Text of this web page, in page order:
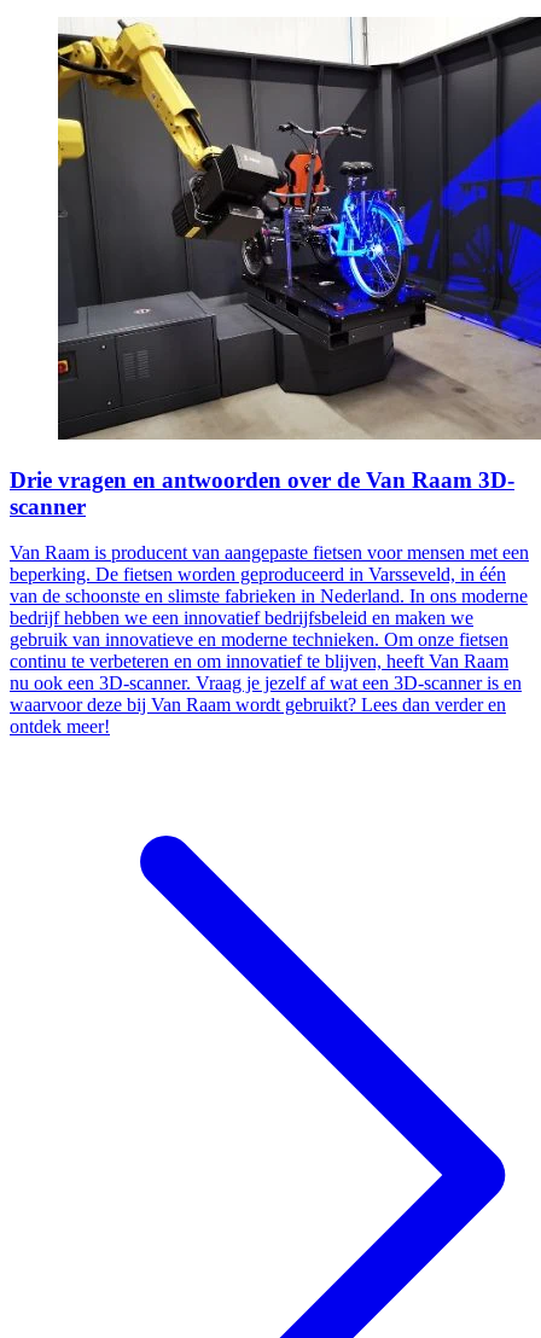
Drie vragen en antwoorden over de Van Raam 3D-
scanner
Van Raam is producent van aangepaste fietsen voor mensen met een
beperking. De fietsen worden geproduceerd in Varsseveld, in één
van de schoonste en slimste fabrieken in Nederland. In ons moderne
bedrijf hebben we een innovatief bedrijfsbeleid en maken we
gebruik van innovatieve en moderne technieken. Om onze fietsen
continu te verbeteren en om innovatief te blijven, heeft Van Raam
nu ook een 3D-scanner. Vraag je jezelf af wat een 3D-scanner is en
waarvoor deze bij Van Raam wordt gebruikt? Lees dan verder en
ontdek meer!